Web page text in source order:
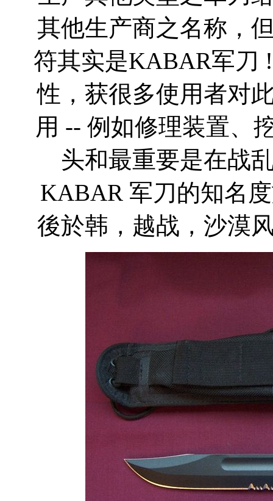
其他生产商之名称，
符其实是KABAR军刀
性，获很多使用者对
用 -- 例如修理装置、
头和最重要是在战
KABAR 军刀的知名
後於韩，越战，沙漠